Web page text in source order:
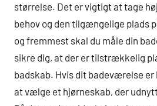
størrelse. Det er vigtigt at tage
behov og den tilgængelige plads
og fremmest skal du måle din
sikre dig, at der er tilstrækkelig
badskab. Hvis dit badeværelse er
at vælge et hjørneskab, der